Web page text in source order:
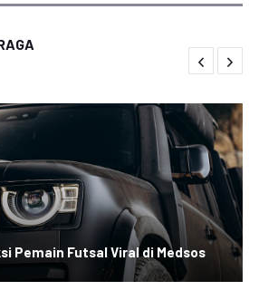
Pemain Futsal Viral di Medsos